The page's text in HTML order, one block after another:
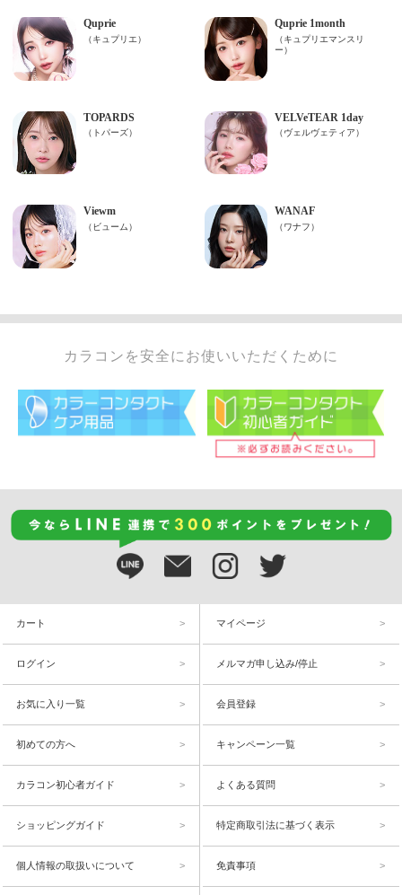
カラコンを安全にお使いいただくために
カート マイページ
ログイン メルマガ申し込み/停止
お気に入り一覧 会員登録
初めての方へ キャンペーン一覧
カラコン初心者ガイド よくある質問
ショッピングガイド 特定商取引法に基づく表示
個人情報の取扱いについて 免責事項